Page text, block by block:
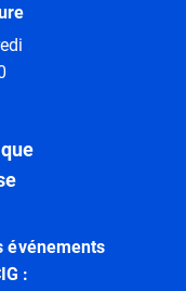
événements
: